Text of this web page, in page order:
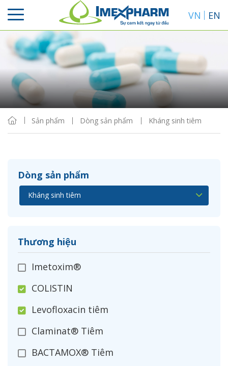
VN EN
Sản phẩm Dòng sản phẩm Kháng sinh tiêm
Dòng sản phẩm
Thương hiệu
Imetoxim®
COLISTIN
Levofloxacin tiêm
Claminat® Tiêm
BACTAMOX® Tiêm
Sắp xếp
Hiển thị